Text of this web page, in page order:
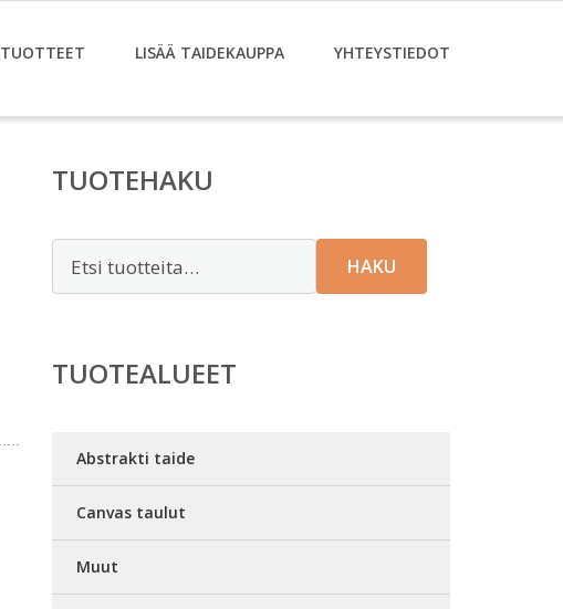
TUOTTEET LISÄÄ TAIDEKAUPPA YHTEYSTIEDOT
TUOTEHAKU
HAKU
TUOTEALUEET
Abstrakti taide
Canvas taulut
Muut